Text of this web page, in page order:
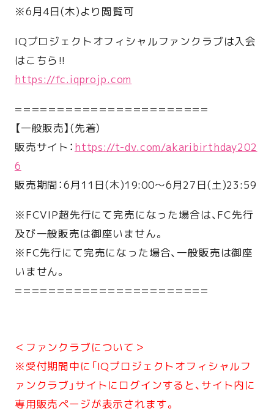
※6月4日(木)より閲覧可
IQプロジェクトオフィシャルファンクラブは入会
はこちら!!
https://fc.iqprojp.com
=======================
【一般販売】(先着）
販売サイト： https://t-dv.com/akaribirthday202
6
販売期間：6月11日(木)19:00〜6月27日(土)23:59
※FCVIP超先行にて完売になった場合は、FC先行
及び一般販売は御座いません。
※FC先行にて完売になった場合、一般販売は御座
いません。
=======================
＜ファンクラブについて＞
※受付期間中に「IQプロジェクトオフィシャルフ
ァンクラブ」サイトにログインすると、サイト内に
専用販売ページが表示されます。